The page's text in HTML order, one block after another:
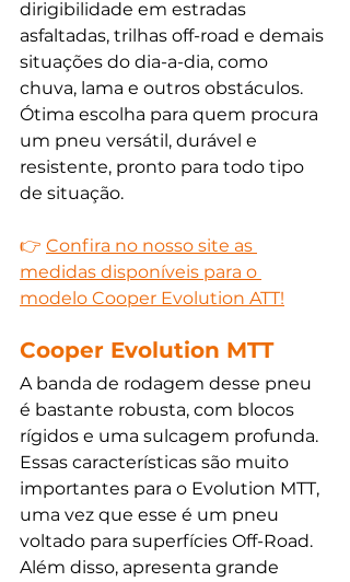
dirigibilidade em estradas
asfaltadas, trilhas off-road e demais
situações do dia-a-dia, como
chuva, lama e outros obstáculos.
Ótima escolha para quem procura
um pneu versátil, durável e
resistente, pronto para todo tipo
de situação.
👉 Confira no nosso site as
medidas disponíveis para o
modelo Cooper Evolution ATT!
Cooper Evolution MTT
A banda de rodagem desse pneu
é bastante robusta, com blocos
rígidos e uma sulcagem profunda.
Essas características são muito
importantes para o Evolution MTT,
uma vez que esse é um pneu
voltado para superfícies Off-Road.
Além disso, apresenta grande